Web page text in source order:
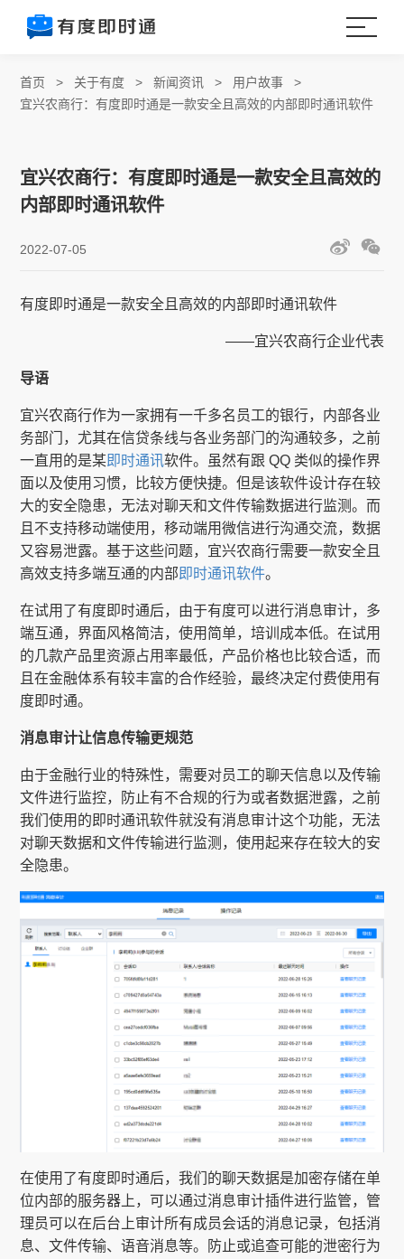
首页 > 关于有度 >新闻资讯 > 用户故事 >
宜兴农商行：有度即时通是一款安全且高效的内部即时通讯软件
宜兴农商行：有度即时通是一款安全且高效的
内部即时通讯软件
2022-07-05
有度即时通是一款安全且高效的内部即时通讯软件
——宜兴农商行企业代表
导语
宜兴农商行作为一家拥有一千多名员工的银行，内部各业
务部门，尤其在信贷条线与各业务部门的沟通较多，之前
一直用的是某即时通讯软件。虽然有跟 QQ 类似的操作界
面以及使用习惯，比较方便快捷。但是该软件设计存在较
大的安全隐患，无法对聊天和文件传输数据进行监测。而
且不支持移动端使用，移动端用微信进行沟通交流，数据
又容易泄露。基于这些问题，宜兴农商行需要一款安全且
高效支持多端互通的内部 即时通讯软件。
在试用了有度即时通后，由于有度可以进行消息审计，多
端互通，界面风格简洁，使用简单，培训成本低。在试用
的几款产品里资源占用率最低，产品价格也比较合适，而
且在金融体系有较丰富的合作经验，最终决定付费使用有
度即时通。
消息审计让信息传输更规范
由于金融行业的特殊性，需要对员工的聊天信息以及传输
文件进行监控，防止有不合规的行为或者数据泄露，之前
我们使用的即时通讯软件就没有消息审计这个功能，无法
对聊天数据和文件传输进行监测，使用起来存在较大的安
全隐患。
在使用了有度即时通后，我们的聊天数据是加密存储在单
位内部的服务器上，可以通过消息审计插件进行监管，管
理员可以在后台上审计所有成员会话的消息记录，包括消
息、文件传输、语音消息等。防止或追查可能的泄密行为